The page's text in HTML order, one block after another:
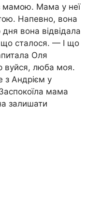
мамою. Мама у неї
Напевно, вона
вона відвідала
що сталося. — І що
Оля
вуйся, люба моя.
з Андрієм у
мама
залишати